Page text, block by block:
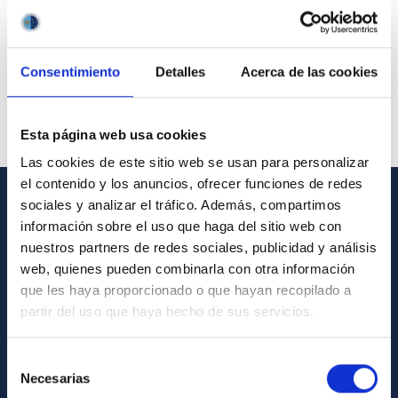
Consentimiento Detalles Acerca de las cookies
Esta página web usa cookies
Las cookies de este sitio web se usan para personalizar
el contenido y los anuncios, ofrecer funciones de redes
sociales y analizar el tráfico. Además, compartimos
información sobre el uso que haga del sitio web con
nuestros partners de redes sociales, publicidad y análisis
web, quienes pueden combinarla con otra información
que les haya proporcionado o que hayan recopilado a
partir del uso que haya hecho de sus servicios.
Necesarias
GENERAL INFORMATION
Contact
How to get to the IAC
List of personnel
General register